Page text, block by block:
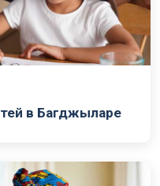
в Багджыларе